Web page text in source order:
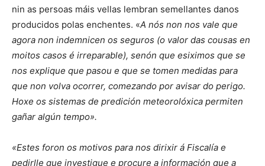
nin as persoas máis vellas lembran semellantes danos
producidos polas enchentes. «A nós non nos vale que
agora non indemnicen os seguros (o valor das cousas en
moitos casos é irreparable), senón que esiximos que se
nos explique que pasou e que se tomen medidas para
que non volva ocorrer, comezando por avisar do perigo.
Hoxe os sistemas de predición meteorolóxica permiten
gañar algún tempo».
«Estes foron os motivos para nos dirixir á Fiscalía e
pedirlle que investigue e procure a información que a